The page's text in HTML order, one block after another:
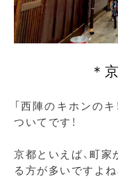
＊
「西陣のキホンのキ
ついてです！
京都といえば、町
る方が多いですよね